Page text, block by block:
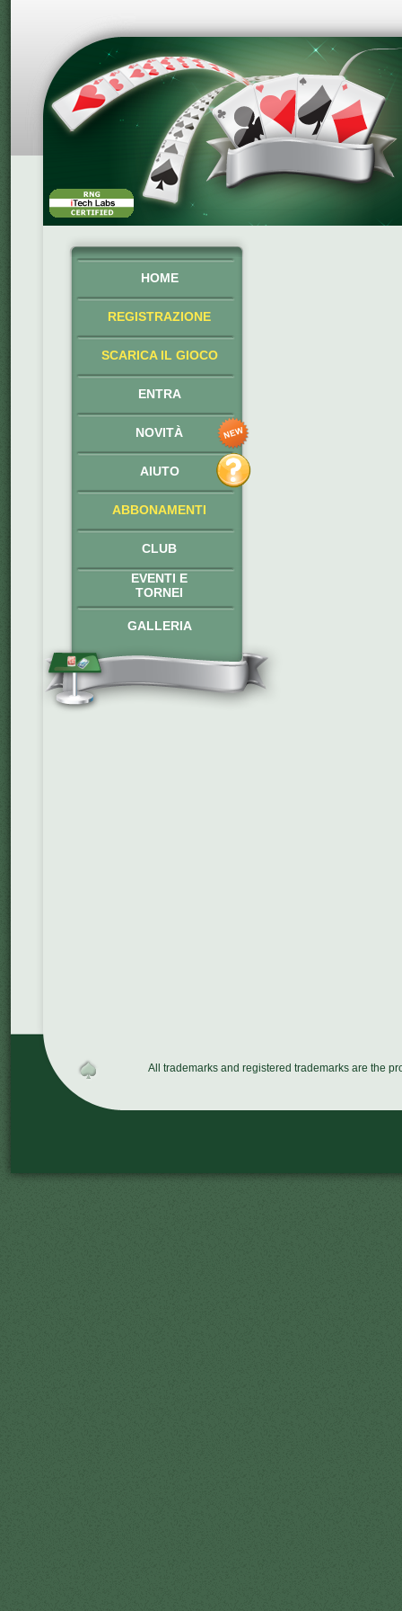
HOME
REGISTRAZIONE
SCARICA IL GIOCO
ENTRA
NOVITÀ
AIUTO
ABBONAMENTI
CLUB
EVENTI E
TORNEI
GALLERIA
All trademarks and registered trademarks are the